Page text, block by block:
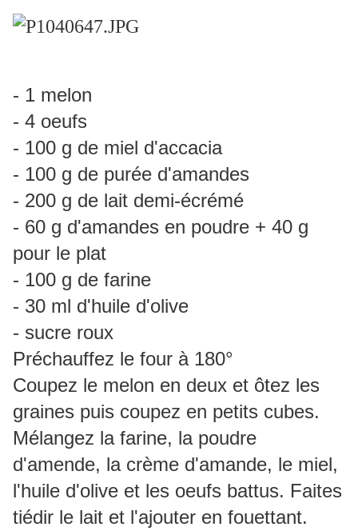
- 1 melon
- 4 oeufs
- 100 g de miel d'accacia
- 100 g de purée d'amandes
- 200 g de lait demi-écrémé
- 60 g d'amandes en poudre + 40 g
pour le plat
- 100 g de farine
- 30 ml d'huile d'olive
- sucre roux
Préchauffez le four à 180°
Coupez le melon en deux et ôtez les
graines puis coupez en petits cubes.
Mélangez la farine, la poudre
d'amende, la crème d'amande, le miel,
l'huile d'olive et les oeufs battus. Faites
tiédir le lait et l'ajouter en fouettant.